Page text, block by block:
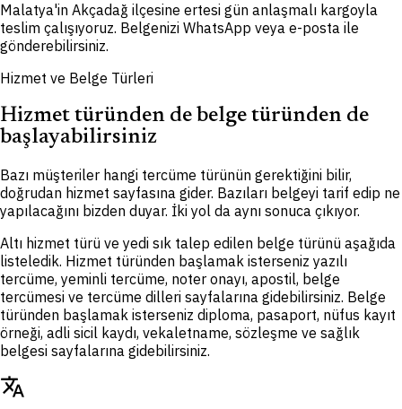
Malatya'in Akçadağ ilçesine ertesi gün anlaşmalı kargoyla
teslim çalışıyoruz. Belgenizi WhatsApp veya e-posta ile
gönderebilirsiniz.
Hizmet ve Belge Türleri
Hizmet türünden de belge türünden de
başlayabilirsiniz
Bazı müşteriler hangi tercüme türünün gerektiğini bilir,
doğrudan hizmet sayfasına gider. Bazıları belgeyi tarif edip ne
yapılacağını bizden duyar. İki yol da aynı sonuca çıkıyor.
Altı hizmet türü ve yedi sık talep edilen belge türünü aşağıda
listeledik. Hizmet türünden başlamak isterseniz yazılı
tercüme, yeminli tercüme, noter onayı, apostil, belge
tercümesi ve tercüme dilleri sayfalarına gidebilirsiniz. Belge
türünden başlamak isterseniz diploma, pasaport, nüfus kayıt
örneği, adli sicil kaydı, vekaletname, sözleşme ve sağlık
belgesi sayfalarına gidebilirsiniz.
translate